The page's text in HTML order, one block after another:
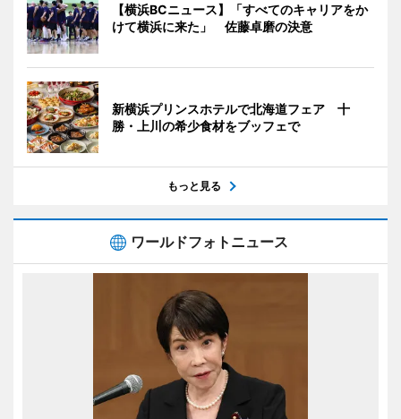
【横浜BCニュース】「すべてのキャリアをか
けて横浜に来た」 佐藤卓磨の決意
新横浜プリンスホテルで北海道フェア 十
勝・上川の希少食材をブッフェで
もっと見る
ワールドフォトニュース